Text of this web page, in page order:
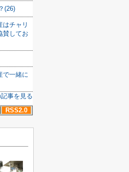
(26)
はチャリ
賛してお
で一緒に
事を見る
RSS2.0